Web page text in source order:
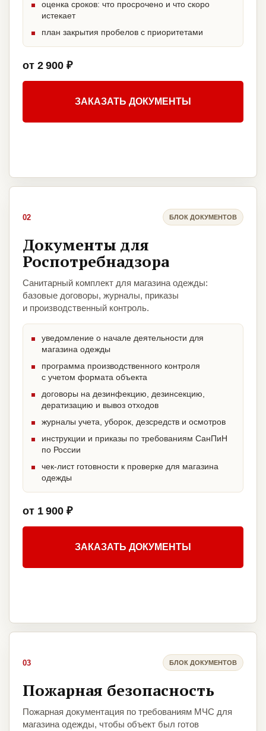
оценка сроков: что просрочено и что скоро
истекает
план закрытия пробелов с приоритетами
от 2 900 ₽
ЗАКАЗАТЬ ДОКУМЕНТЫ
02 БЛОК ДОКУМЕНТОВ
Документы для
Роспотребнадзора
Санитарный комплект для магазина одежды:
базовые договоры, журналы, приказы
и производственный контроль.
уведомление о начале деятельности для
магазина одежды
программа производственного контроля
с учетом формата объекта
договоры на дезинфекцию, дезинсекцию,
дератизацию и вывоз отходов
журналы учета, уборок, дезсредств и осмотров
инструкции и приказы по требованиям СанПиН
по России
чек-лист готовности к проверке для магазина
одежды
от 1 900 ₽
ЗАКАЗАТЬ ДОКУМЕНТЫ
03 БЛОК ДОКУМЕНТОВ
Пожарная безопасность
Пожарная документация по требованиям МЧС для
магазина одежды, чтобы объект был готов